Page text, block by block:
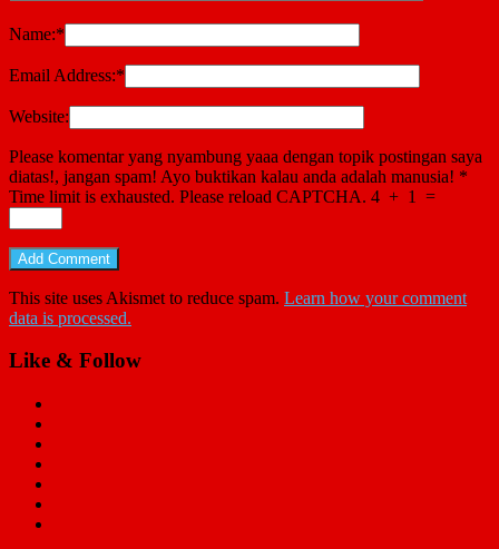
Name:*
Email Address:*
Website:
Please komentar yang nyambung yaaa dengan topik postingan saya
diatas!, jangan spam! Ayo buktikan kalau anda adalah manusia! *
Time limit is exhausted. Please reload CAPTCHA. 4 + 1 =
This site uses Akismet to reduce spam. Learn how your comment
data is processed.
Like & Follow